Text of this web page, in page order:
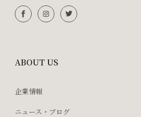
ABOUT US
企業情報
ニュース・ブログ